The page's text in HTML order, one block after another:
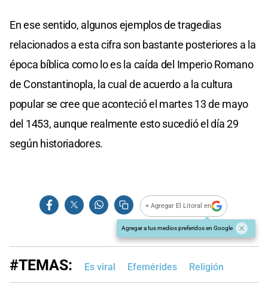
En ese sentido, algunos ejemplos de tragedias
relacionados a esta cifra son bastante posteriores a la
época bíblica como lo es la caída del Imperio Romano
de Constantinopla, la cual de acuerdo a la cultura
popular se cree que aconteció el martes 13 de mayo
del 1453, aunque realmente esto sucedió el día 29
según historiadores.
+ Agregar El Litoral en
Agregar a tus medios preferidos en Google
#TEMAS: Es viral Efemérides Religión